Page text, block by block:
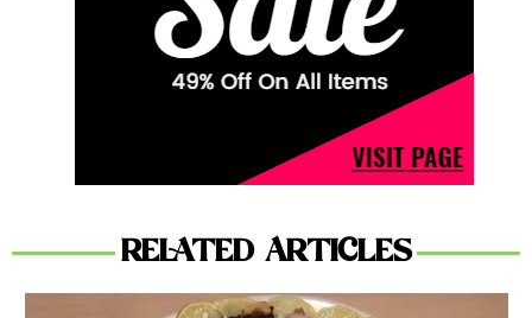
RELATED ARTICLES